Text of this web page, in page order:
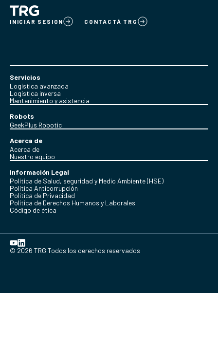
INICIAR SESION CONTACTÁ TRG
Servicios
Logística avanzada
Logística inversa
Mantenimiento y asistencia
Robots
GeekPlus Robotic
Acerca de
Acerca de
Nuestro equipo
Información Legal
Política de Salud, seguridad y Medio Ambiente (HSE)
Política Anticorrupción
Politica de Privacidad
Política de Derechos Humanos y Laborales
Código de ética
© 2026 TRG Todos los derechos reservados